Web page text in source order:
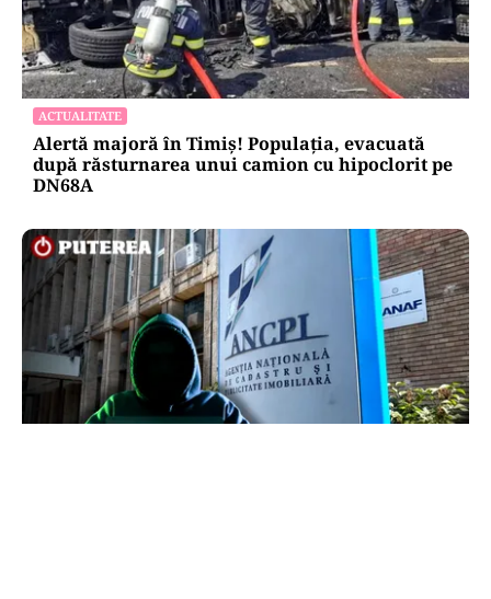
ACTUALITATE
Alertă majoră în Timiș! Populația, evacuată
după răsturnarea unui camion cu hipoclorit pe
DN68A